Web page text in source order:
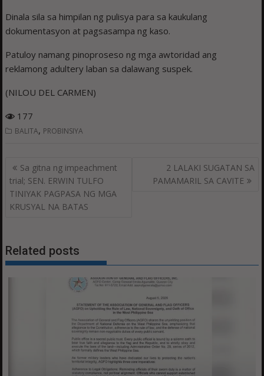
Dinala sila sa himpilan ng pulisya para sa kaukulang
dokumentasyon at pagsasampa ng kaso.
Patuloy namang pinoproseso ng mga awtoridad ang
reklamong adultery laban sa dalawang suspek.
(NILOU DEL CARMEN)
177
BALITA, PROBINSIYA
Post
navigation
Sa gitna ng impeachment
trial; SEN. ERWIN TULFO
TINIYAK PAGPASA NG MGA
KRUSYAL NA BATAS
2 LALAKI SUGATAN SA
PAMAMARIL SA CAVITE
Related posts